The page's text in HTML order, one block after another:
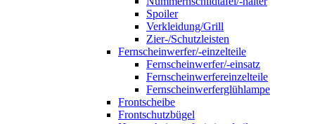
Spoiler
Verkleidung/Grill
Zier-/Schutzleisten
Fernscheinwerfer/-einzelteile
Fernscheinwerfer/-einsatz
Fernscheinwerfereinzelteile
Fernscheinwerferglühlampe
Frontscheibe
Frontschutzbügel